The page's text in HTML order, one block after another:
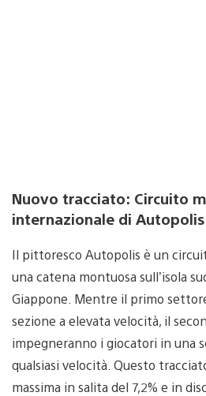
Nuovo tracciato: Circuito
internazionale di Autopolis
Il pittoresco Autopolis è un
una catena montuosa sull’isola
Giappone. Mentre il primo
sezione a elevata velocità, il
impegneranno i giocatori in una
qualsiasi velocità. Questo
massima in salita del 7,2% e in